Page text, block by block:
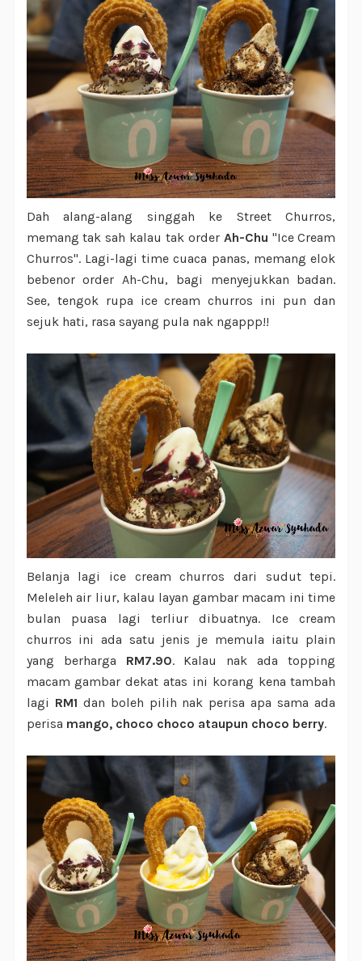
Dah alang-alang singgah ke Street Churros,
memang tak sah kalau tak order Ah-Chu "Ice Cream
Churros". Lagi-lagi time cuaca panas, memang elok
bebenor order Ah-Chu, bagi menyejukkan badan.
See, tengok rupa ice cream churros ini pun dan
sejuk hati, rasa sayang pula nak ngappp!!
Belanja lagi ice cream churros dari sudut tepi.
Meleleh air liur, kalau layan gambar macam ini time
bulan puasa lagi terliur dibuatnya. Ice cream
churros ini ada satu jenis je memula iaitu plain
yang berharga RM7.90. Kalau nak ada topping
macam gambar dekat atas ini korang kena tambah
lagi RM1 dan boleh pilih nak perisa apa sama ada
perisa mango, choco choco ataupun choco berry.